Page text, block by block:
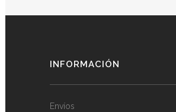
INFORMACIÓN
Envíos